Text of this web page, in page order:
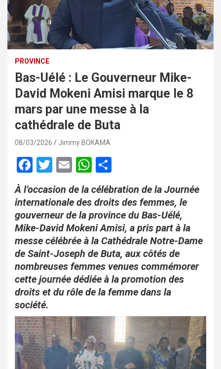
PROVINCE
Bas-Uélé : Le Gouverneur Mike-
David Mokeni Amisi marque le 8
mars par une messe à la
cathédrale de Buta
08/03/2026 Jimmy BOKAMA
F
ce
b
o
o
k
T
wi
tt
er
E
m
ail
W
h
at
s
A
p
p
ta
g
er
À l’occasion de la célébration de la Journée
internationale des droits des femmes, le
gouverneur de la province du Bas-Uélé,
Mike-David Mokeni Amisi, a pris part à la
messe célébrée à la Cathédrale Notre-Dame
de Saint-Joseph de Buta, aux côtés de
nombreuses femmes venues commémorer
cette journée dédiée à la promotion des
droits et du rôle de la femme dans la
société.